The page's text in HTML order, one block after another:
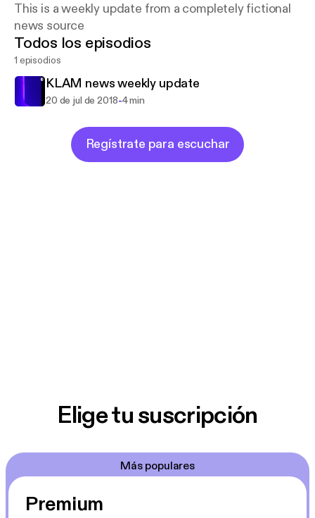
This is a weekly update from a completely fictional
news source
Todos los episodios
1 episodios
KLAM news weekly update
20 de jul de 2018-4 min
Regístrate para escuchar
Elige tu suscripción
Más populares
Premium